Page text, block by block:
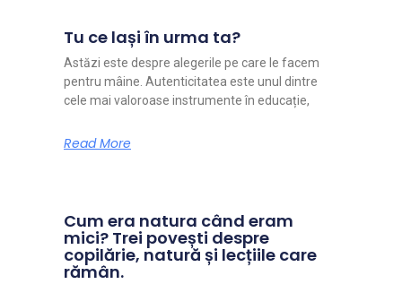
Tu ce lași în urma ta?
Astăzi este despre alegerile pe care le facem
pentru mâine. Autenticitatea este unul dintre
cele mai valoroase instrumente în educație,
Read More
Cum era natura când eram
mici? Trei povești despre
copilărie, natură și lecțiile care
rămân.